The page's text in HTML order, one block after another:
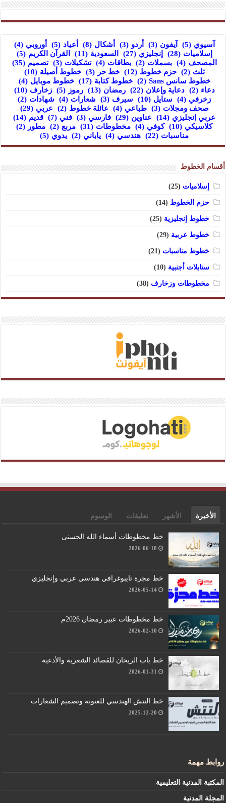
آسيوي (5) آيفون (3) أردو (3) أشكال (8) أعياد (5) أوروبي (4)
إسلاميات (28) إنجليزي (27) السعودية (11) القرآن الكريم (5)
المصحف (4) بسملات (2) بطاقات (4) تشكيلات (3) تصميم (35)
ثلث (2) حزم خطوط (12) خط حر (3) خطوط أصيلة (10)
خطوط سانس Sans
(2) خطوط كتابة (17) خطوط موبايل (4)
دعاء (2) دعاية وإعلان (22) رمضان (13) رموز (5) زخارف (10)
زخرفي (4) ستايل (10) سيرف (3) شعارات (4) شهادات (2)
صحف ومجلات (3) طباعي (4) عائلة خطوط (2) عربي (29)
عربي إنجليزي (14) عناوين (29) فارسي (3) فني (7) قديم (14)
كلاسيكي (10) كوفي (4) مخطوطات (31) مربع (2) مطور (2)
مناسبات (22) هندسي (4) ياباني (2) يدوي (5)
أقسام الخطوط
إسلاميات (25)
حزم الخطوط (14)
خطوط إنجليزية (25)
خطوط عربية (29)
خطوط مناسبات (21)
ستايلات أجنبية (10)
مخطوطات وزخارف (38)
الأخيرة الأشهر تعليقات الوسوم
خط مخطوطات أسماء الله الحسنى
2026-06-18
خط مجرة تايبوغرافي هندسي عربي وإنجليزي
2026-05-14
خط مخطوطات عبير رمضان 2026م
2026-02-10
خط باب الريحان للقصائد الشعرية والأدعية
2026-01-31
خط التتش الهندسي للعنونة وتصميم الشعارات
2025-12-20
روابط مهمة
المكتبة المدنية التعليمية
المجلة المدنية